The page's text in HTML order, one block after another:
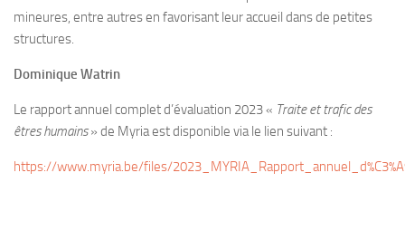
mineures, entre autres en favorisant leur accueil dans de petites
structures.
Dominique Watrin
Le rapport annuel complet d’évaluation 2023 « Traite et trafic des
êtres humains» de Myria est disponible via le lien suivant :
https://www.myria.be/files/